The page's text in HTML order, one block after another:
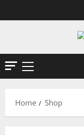
al
Menu
Home
Shop